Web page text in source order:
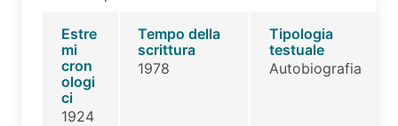
Estre
mi
cron
ologi
ci
1924
Tempo della
scrittura
1978
Tipologia
testuale
Autobiografia